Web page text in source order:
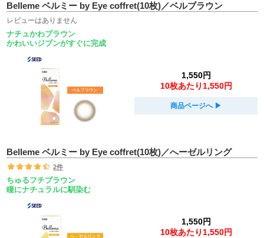
Belleme ベルミー by Eye coffret(10枚)／ベルブラウン
レビューはありません
ナチュかわブラウン
かわいいジブンがすぐに完成
1,550円
10枚あたり1,550円
商品ページへ ▶︎
Belleme ベルミー by Eye coffret(10枚)／へーゼルリング
2件
ちゅるフチブラウン
瞳にナチュラルに馴染む
1,550円
10枚あたり1,550円